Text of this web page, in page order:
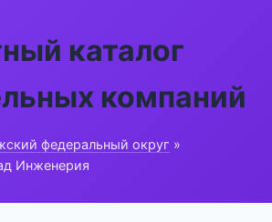
каталог
компаний
федеральный округ »
Инженерия